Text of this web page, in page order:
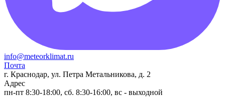
info@meteorklimat.ru
Почта
г. Краснодар, ул. Петра Метальникова, д. 2
Адрес
пн-пт 8:30-18:00, сб. 8:30-16:00, вс - выходной